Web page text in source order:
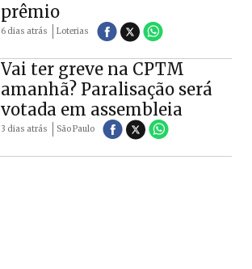
prêmio
6 dias atrás Loterias
Vai ter greve na CPTM
amanhã? Paralisação será
votada em assembleia
3 dias atrás São Paulo